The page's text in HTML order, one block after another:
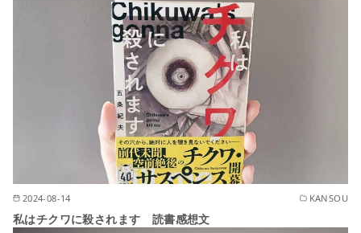
2024-08-14 KANSOU
私はチクワに殺されます 読書感想文